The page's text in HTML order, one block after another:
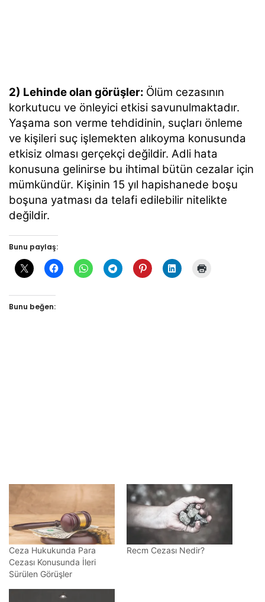
2) Lehinde olan görüşler: Ölüm cezasının
korkutucu ve önleyici etkisi savunulmaktadır.
Yaşama son verme tehdidinin, suçları önleme
ve kişileri suç işlemekten alıkoyma konusunda
etkisiz olması gerçekçi değildir. Adli hata
konusuna gelinirse bu ihtimal bütün cezalar için
mümkündür. Kişinin 15 yıl hapishanede boşu
boşuna yatması da telafi edilebilir nitelikte
değildir.
Bunu paylaş:
Bunu beğen:
Ceza Hukukunda Para
Cezası Konusunda İleri
Sürülen Görüşler
Recm Cezası Nedir?